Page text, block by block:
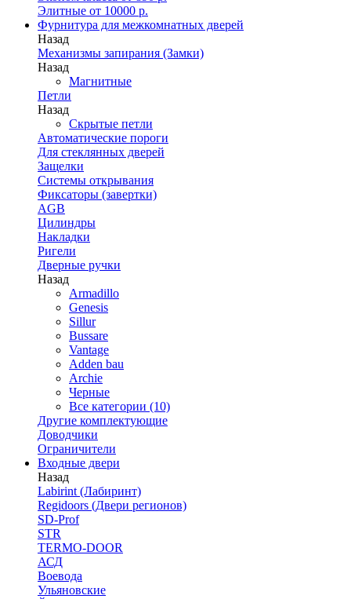
Элитные от 10000 р.
Фурнитура для межкомнатных дверей
Назад
Механизмы запирания (Замки)
Назад
Магнитные
Петли
Назад
Скрытые петли
Автоматические пороги
Для стеклянных дверей
Защелки
Системы открывания
Фиксаторы (завертки)
AGB
Цилиндры
Накладки
Ригели
Дверные ручки
Назад
Armadillo
Genesis
Sillur
Bussare
Vantage
Adden bau
Archie
Черные
Все категории (10)
Другие комплектующие
Доводчики
Ограничители
Входные двери
Назад
Labirint (Лабиринт)
Regidoors (Двери регионов)
SD-Prof
STR
TERMO-DOOR
АСД
Воевода
Ульяновские